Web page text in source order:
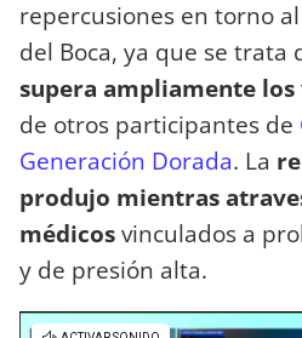
repercusiones en torno
del Boca, ya que se trata
supera ampliamente
de otros participantes de
Generación Dorada. La
produjo mientras
médicosvinculados a
y de presión alta.